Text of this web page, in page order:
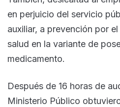
en perjuicio del servicio
auxiliar, a prevención por
salud en la variante de
medicamento.
Después de 16 horas de
Ministerio Público